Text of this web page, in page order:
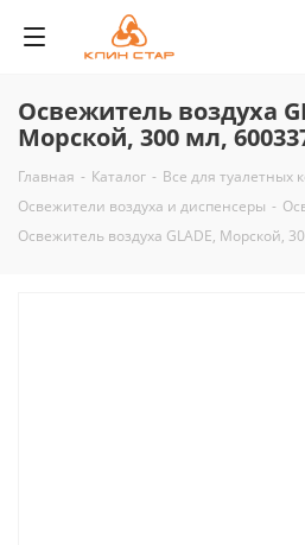
Освежитель воздуха
Морской, 300 мл,
Главная - Каталог - Все для туалетных
Освежители воздуха и диспенсеры -
Освежитель воздуха GLADE, Морской,